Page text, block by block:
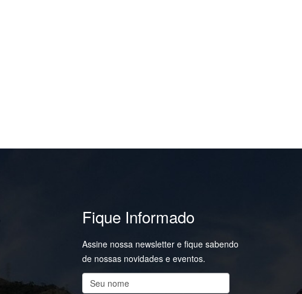
Fique Informado
Assine nossa newsletter e fique sabendo
de nossas novidades e eventos.